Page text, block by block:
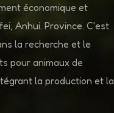
économique et
Anhui. Province. C'est
la recherche et le
pour animaux de
la production et la